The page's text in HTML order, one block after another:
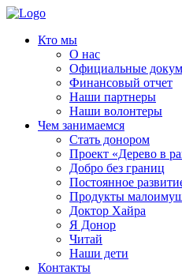
Кто мы
О нас
Официальные
Финансовый отчет
Наши партнеры
Наши волонтеры
Чем занимаемся
Стать донором
Проект «Дерево в
Добро без границ
Постоянное
Продукты
Доктор Хайра
Я Донор
Читай
Наши дети
Контакты